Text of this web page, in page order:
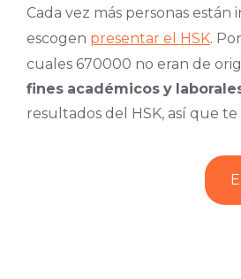
Cada vez más personas
escogen presentar el HSK.
cuales 670000 no eran de
fines académicos y
resultados del HSK, así que te